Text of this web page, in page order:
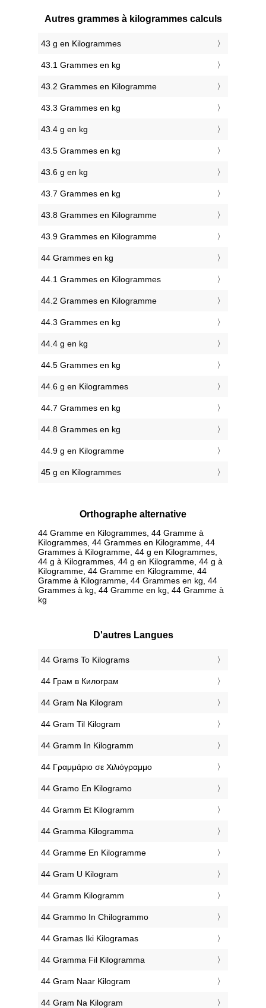
Autres grammes à kilogrammes calculs
43 g en Kilogrammes
43.1 Grammes en kg
43.2 Grammes en Kilogramme
43.3 Grammes en kg
43.4 g en kg
43.5 Grammes en kg
43.6 g en kg
43.7 Grammes en kg
43.8 Grammes en Kilogramme
43.9 Grammes en Kilogramme
44 Grammes en kg
44.1 Grammes en Kilogrammes
44.2 Grammes en Kilogramme
44.3 Grammes en kg
44.4 g en kg
44.5 Grammes en kg
44.6 g en Kilogrammes
44.7 Grammes en kg
44.8 Grammes en kg
44.9 g en Kilogramme
45 g en Kilogrammes
Orthographe alternative
44 Gramme en Kilogrammes, 44 Gramme à
Kilogrammes, 44 Grammes en Kilogramme, 44
Grammes à Kilogramme, 44 g en Kilogrammes,
44 g à Kilogrammes, 44 g en Kilogramme, 44 g à
Kilogramme, 44 Gramme en Kilogramme, 44
Gramme à Kilogramme, 44 Grammes en kg, 44
Grammes à kg, 44 Gramme en kg, 44 Gramme à
kg
D'autres Langues
‎44 Grams To Kilograms
‎44 Грам в Килограм
‎44 Gram Na Kilogram
‎44 Gram Til Kilogram
‎44 Gramm In Kilogramm
‎44 Γραμμάριο σε Χιλιόγραμμο
‎44 Gramo En Kilogramo
‎44 Gramm Et Kilogramm
‎44 Gramma Kilogramma
‎44 Gramme En Kilogramme
‎44 Gram U Kilogram
‎44 Gramm Kilogramm
‎44 Grammo In Chilogrammo
‎44 Gramas Iki Kilogramas
‎44 Gramma Fil Kilogramma
‎44 Gram Naar Kilogram
‎44 Gram Na Kilogram